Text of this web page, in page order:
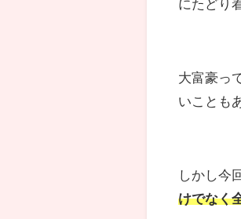
にたどり
大富豪っ
いことも
しかし今
けでなく